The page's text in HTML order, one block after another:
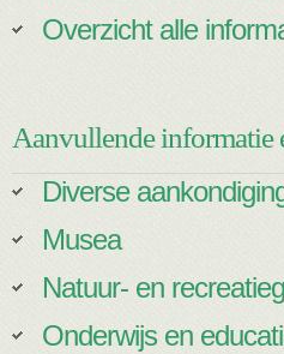
Overzicht alle
Aanvullende informatie
Diverse
Musea
Natuur- en
Onderwijs en